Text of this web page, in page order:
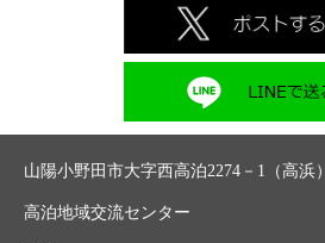
山陽小野田市大字西高泊2274－1（高浜）
高泊地域交流センター